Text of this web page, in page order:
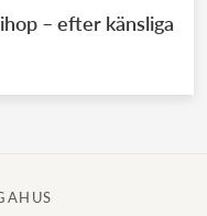
– efter känsliga